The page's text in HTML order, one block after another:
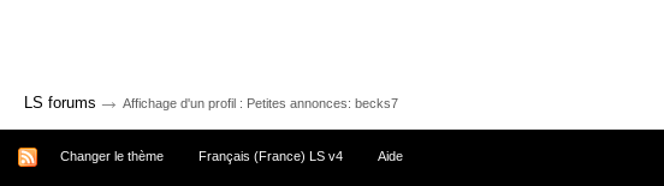
LS forums → Affichage d'un profil : Petites annonces: becks7
Changer le thème Français (France) LS v4 Aide